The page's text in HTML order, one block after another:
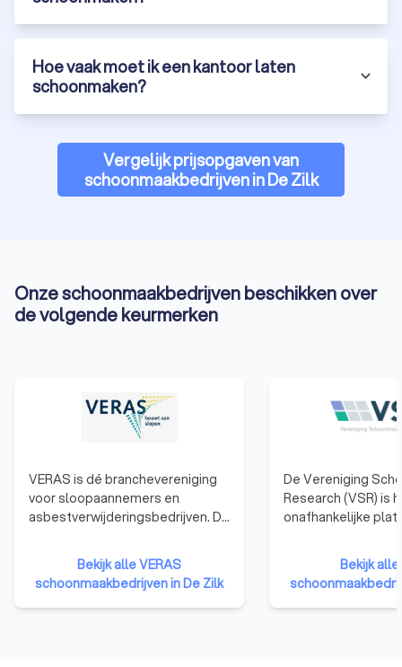
Hoe vaak moet ik een kantoor laten
schoonmaken?
Vergelijk prijsopgaven van
schoonmaakbedrijven in De Zilk
Onze schoonmaakbedrijven beschikken over
de volgende keurmerken
VERAS is dé branchevereniging
voor sloopaannemers en
asbestverwijderingsbedrijven. De
behartigen van de belangen van
de sloop- en
asbestverwijderingsbranche; het
bevorderen van de
Bekijk alle VERAS
schoonmaakbedrijven in De Zilk
De Vereniging
Research (VSR) is
onafhankelijke
Vereniging
Research (VSR)
VSR-keurmerk
de markt wordt het
Bekijk alle